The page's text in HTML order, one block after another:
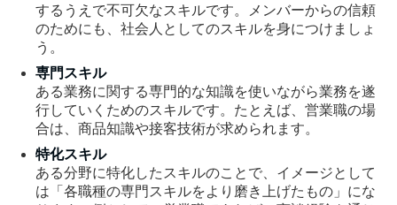
するうえで不可欠なスキルです。メンバーからの信頼
のためにも、社会人としてのスキルを身につけましょ
う。
専門スキル
ある業務に関する専門的な知識を使いながら業務を遂
行していくためのスキルです。たとえば、営業職の場
合は、商品知識や接客技術が求められます。
特化スキル
ある分野に特化したスキルのことで、イメージとして
は「各職種の専門スキルをより磨き上げたもの」にな